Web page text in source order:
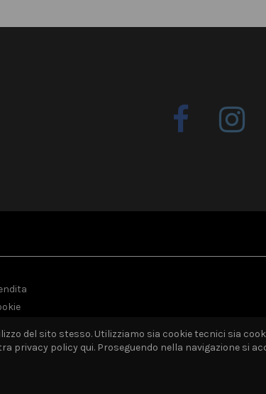
del sito stesso. Utilizziamo sia cookie tecnici sia
policy qui. Proseguendo nella navigazione si